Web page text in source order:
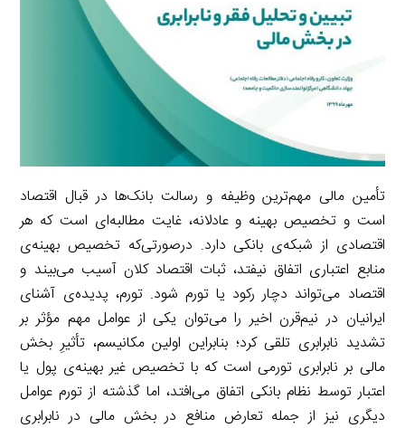
تأمین مالی مهم‌ترین وظیفه و رسالت بانک‌ها در قبال اقتصاد
است و تخصیص بهینه و عادلانه، غایت مطالبه‌ای است که هر
اقتصادی از شبکه‌ی بانکی دارد. درصورتی‌که تخصیص بهینه‌ی
منابع اعتباری اتفاق نیفتد، ثبات اقتصاد کلان آسیب می‌بیند و
اقتصاد می‌تواند دچار رکود یا تورم شود. تورم، پدیده‌ی آشنای
ایرانیان در نیم‌قرن اخیر را می‌توان یکی از عوامل مهم مؤثر بر
تشدید نابرابری تلقی کرد؛ بنابراین اولین مکانیسم، تأثیرِ بخش
مالی بر نابرابری تورمی است که با تخصیص غیر بهینه‌ی پول یا
اعتبار توسط نظام بانکی اتفاق می‌افتد، اما گذشته از تورم عوامل
دیگری نیز از جمله تعارض منافع در بخش مالی در نابرابری